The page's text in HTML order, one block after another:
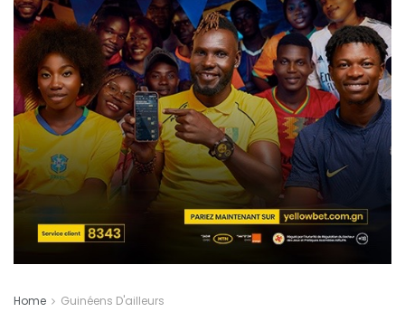
Home Guinéens D'ailleurs